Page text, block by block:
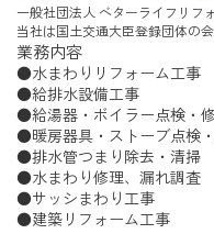
一般社団法人 ベターライフリフ
当社は国土交通大臣登録団体の
業務内容
水まわりリフォーム工事
給排水設備工事
給湯器・ボイラー点検・
暖房器具・ストーブ点検
排水管つまり除去・清掃
水まわり修理、漏れ調査
サッシまわり工事
建築リフォーム工事